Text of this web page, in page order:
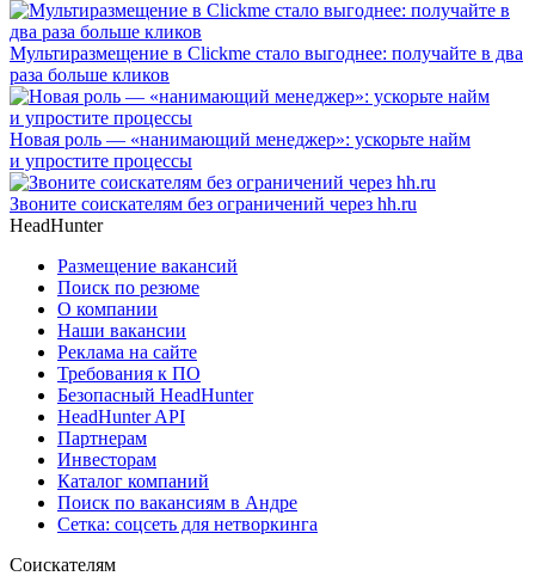
Мультиразмещение в Clickme стало выгоднее: получайте в два
раза больше кликов
Новая роль — «нанимающий менеджер»: ускорьте найм
и упростите процессы
Звоните соискателям без ограничений через hh.ru
HeadHunter
Размещение вакансий
Поиск по резюме
О компании
Наши вакансии
Реклама на сайте
Требования к ПО
Безопасный HeadHunter
HeadHunter API
Партнерам
Инвесторам
Каталог компаний
Поиск по вакансиям в Андре
Сетка: соцсеть для нетворкинга
Соискателям